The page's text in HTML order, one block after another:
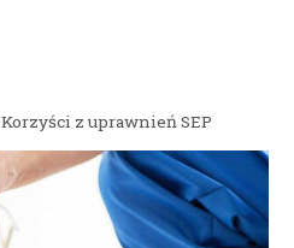
Korzyści z uprawnień SEP